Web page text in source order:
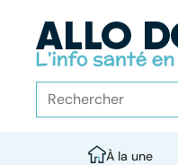
À la une